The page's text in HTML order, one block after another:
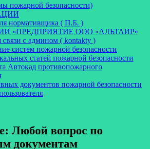
пожарной безопасности)
нормативщика ( П.Б. )
«ПРЕДПРИЯТИЕ ООО «АЛЬТАИР»
связи с админом ( kontakty )
систем пожарной безопасности
статей пожарной безопасности
Автокад противопожарного
документов пожарной безопасности
Любой вопрос по
документам